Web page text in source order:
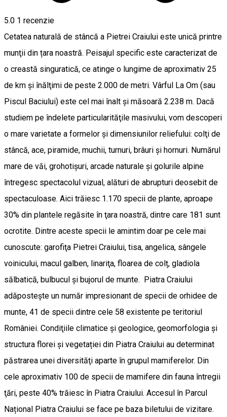
5.0 1 recenzie
Cetatea naturală de stâncă a Pietrei Craiului este unică printre
munţii din țara noastră. Peisajul specific este caracterizat de
o creastă singuratică, ce atinge o lungime de aproximativ 25
de km şi înălţimi de peste 2.000 de metri. Vârful La Om (sau
Piscul Baciului) este cel mai înalt și măsoară 2.238 m. Dacă
studiem pe îndelete particularităţile masivului, vom descoperi
o mare varietate a formelor şi dimensiunilor reliefului: colţi de
stâncă, ace, piramide, muchii, turnuri, brâuri şi hornuri. Numărul
mare de văi, grohotişuri, arcade naturale şi golurile alpine
întregesc spectacolul vizual, alături de abrupturi deosebit de
spectaculoase. Aici trăiesc 1.170 specii de plante, aproape
30% din plantele regăsite în ţara noastră, dintre care 181 sunt
ocrotite. Dintre aceste specii le amintim doar pe cele mai
cunoscute: garofiţa Pietrei Craiului, tisa, angelica, sângele
voinicului, macul galben, linariţa, floarea de colț, gladiola
sălbatică, bulbucul și bujorul de munte. Piatra Craiului
adăpostește un număr impresionant de specii de orhidee de
munte, 41 de specii dintre cele 58 existente pe teritoriul
României. Condiţiile climatice şi geologice, geomorfologia şi
structura florei şi vegetației din Piatra Craiului au determinat
păstrarea unei diversităţi aparte în grupul mamiferelor. Din
cele aproximativ 100 de specii de mamifere din fauna întregii
ţări, peste 40% trăiesc în Piatra Craiului. Accesul în Parcul
Național Piatra Craiului se face pe baza biletului de vizitare.